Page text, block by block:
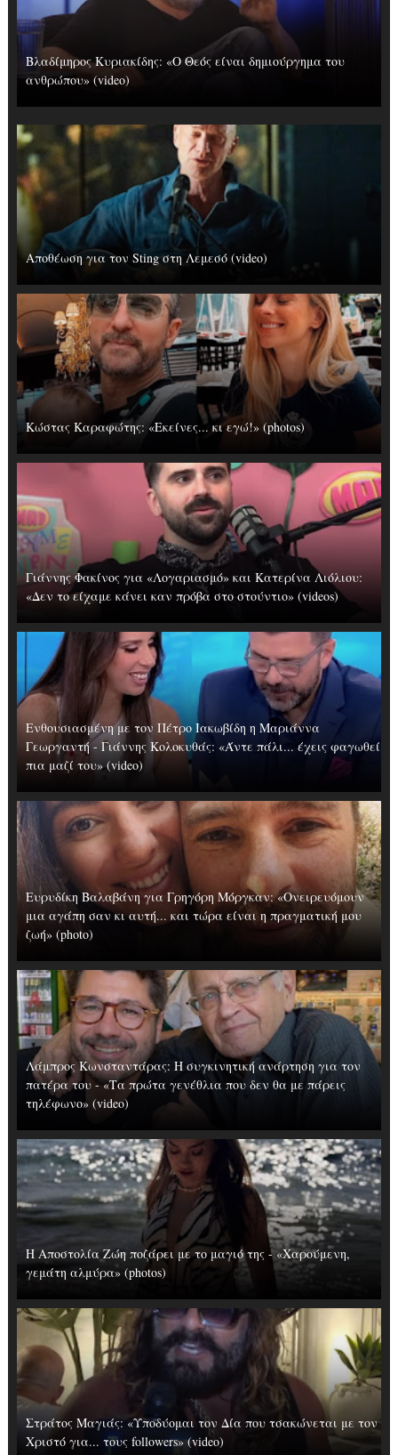
Βλαδίμηρος Κυριακίδης: «Ο Θεός είναι δημιούργημα του
ανθρώπου» (video)
Αποθέωση για τον Sting στη Λεμεσό (video)
Κώστας Καραφώτης: «Εκείνες... κι εγώ!» (photos)
Γιάννης Φακίνος για «Λογαριασμό» και Κατερίνα Λιόλιου:
«Δεν το είχαμε κάνει καν πρόβα στο στούντιο» (videos)
Ενθουσιασμένη με τον Πέτρο Ιακωβίδη η Μαριάννα
Γεωργαντή - Γιάννης Κολοκυθάς: «Άντε πάλι... έχεις φαγωθεί
πια μαζί του» (video)
Ευρυδίκη Βαλαβάνη για Γρηγόρη Μόργκαν: «Oνειρευόμουν
μια αγάπη σαν κι αυτή... και τώρα είναι η πραγματική μου
ζωή» (photo)
Λάμπρος Κωνσταντάρας: H συγκινητική ανάρτηση για τον
πατέρα του - «Τα πρώτα γενέθλια που δεν θα με πάρεις
τηλέφωνο» (video)
Η Αποστολία Ζώη ποζάρει με το μαγιό της - «Χαρούμενη,
γεμάτη αλμύρα» (photos)
Στράτος Μαγιάς: «Υποδύομαι τον Δία που τσακώνεται με τον
Χριστό για... τους followers» (video)